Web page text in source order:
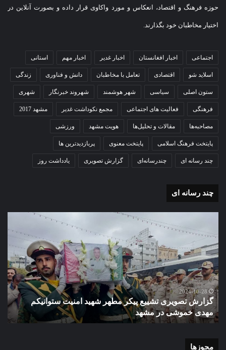
حوزه فرهنگ و اقتصاد، انعکاس و مورد واکاوی قرار داده و بصورت آنلاین در
اختیار مخاطبان خود بگذارند.
اجتماعی اخبار افغانستان اخبار غدیر اخبار مهم استانی
اسلاید شو اقتصادی تعامل با مخاطبان دانش و فناوری زندگی
ستون اصلی سیاسی شهر هوشمند شهروند خبرنگار شهری
فرهنگی فعالیت های اجتماعی مجمع نکوداشت غدیر مشهد 2017
مصاحبه‌ها مقالات و تحلیل‌ها هویت مشهد ورزشی
پایتخت فرهنگ اسلامی پایتخت معنوی پربازدیدترین ها
چند رسانه ای چندرسانه‌ای گزارش تصویری یادداشت روز
چند رسانه ای
تشییع
پیکر
مطهر
شهید
امنیت
ستوانیکم
مهدی
خموشی
در
2024-10-28
گزارش تصویری تشییع پیکر مطهر شهید امنیت ستوانیکم
مهدی خموشی در مشهد
با
مجوزها